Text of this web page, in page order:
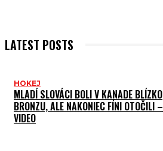
LATEST POSTS
HOKEJ
MLADÍ SLOVÁCI BOLI V KANADE BLÍZKO
BRONZU, ALE NAKONIEC FÍNI OTOČILI –
VIDEO